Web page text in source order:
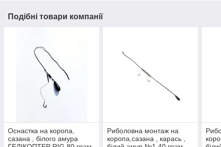
Подібні товари компанії
Оснастка на коропа,
сазана , білого амура
Риболовна монтаж на
коропа,сазана , карась ,